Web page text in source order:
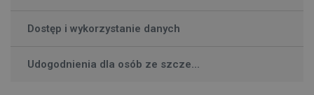
Dostęp i wykorzystanie danych
Udogodnienia dla osób ze szcze...